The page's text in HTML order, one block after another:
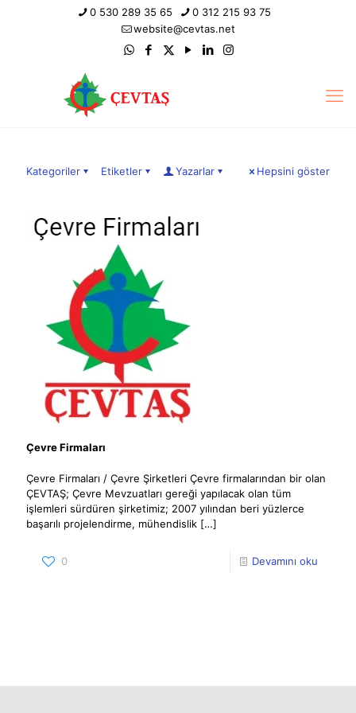
0 530 289 35 65
0 312 215 93 75
website@cevtas.net
Kategoriler Etiketler Yazarlar Hepsini göster
Çevre Firmaları
Çevre Firmaları / Çevre Şirketleri Çevre firmalarından bir olan
ÇEVTAŞ; Çevre Mevzuatları gereği yapılacak olan tüm
işlemleri sürdüren şirketimiz; 2007 yılından beri yüzlerce
başarılı projelendirme, mühendislik […]
0 Devamını oku